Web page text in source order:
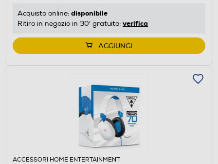
Acquisto online: disponibile
Ritiro in negozio in 30' gratuito: verifica
AGGIUNGI
ACCESSORI HOME ENTERTAINMENT